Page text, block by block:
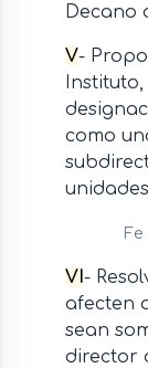
Decano
V-
como
VI -
afecten
sean
director